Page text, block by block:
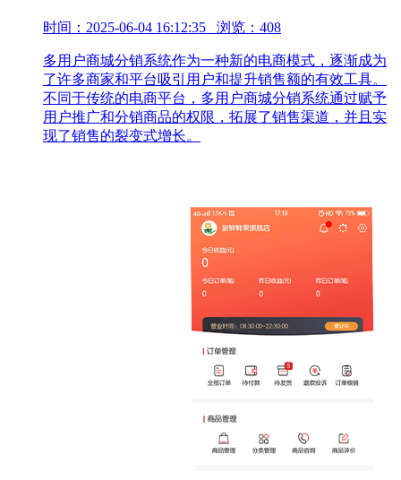
时间：2025-06-04 16:12:35 浏览：408
多用户商城分销系统作为一种新的电商模式，逐渐成为
了许多商家和平台吸引用户和提升销售额的有效工具。
不同于传统的电商平台，多用户商城分销系统通过赋予
用户推广和分销商品的权限，拓展了销售渠道，并且实
现了销售的裂变式增长。